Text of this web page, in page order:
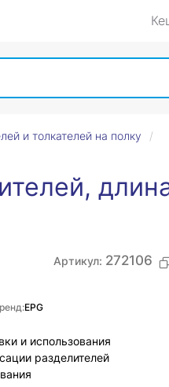
и толкателей на полку
Артикул: 272106
EPG
и использования
разделителей